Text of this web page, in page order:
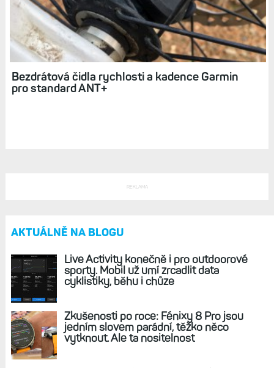
Garmin Edge 20 a 25: Jaké jsou hlavní rozdíly
nejlevnějších cyklopočítačů?
Bezdrátová čidla rychlosti a kadence Garmin
pro standard ANT+